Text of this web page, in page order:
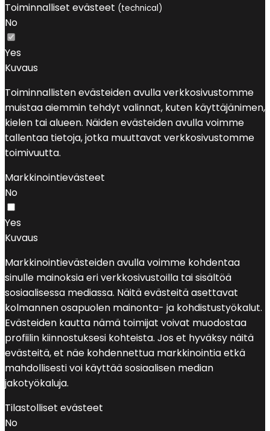
Toiminnalliset evästeet (technical)
No
Yes
Kuvaus
Toiminnallisten evästeiden avulla verkkosivustomme
muistaa aiemmin tehdyt valinnat, kuten käyttäjänimen,
kielen tai alueen. Näiden evästeiden avulla voimme
tallentaa tietoja, jotka muuttavat verkkosivustomme
toimivuutta.
Markkinointievästeet
No
Yes
Kuvaus
Markkinointievästeiden avulla voimme kohdentaa
sinulle mainoksia eri verkkosivustoilla tai sisältöä
sosiaalisessa mediassa. Näitä evästeitä asettavat
kolmannen osapuolen mainonta- ja kohdistustyökalut.
Evästeiden kautta nämä toimijat voivat muodostaa
profiilin kiinnostuksesi kohteista. Jos et hyväksy näitä
evästeitä, et näe kohdennettua markkinointia etkä
mahdollisesti voi käyttää sosiaalisen median
jakotyökaluja.
Tilastolliset evästeet
No